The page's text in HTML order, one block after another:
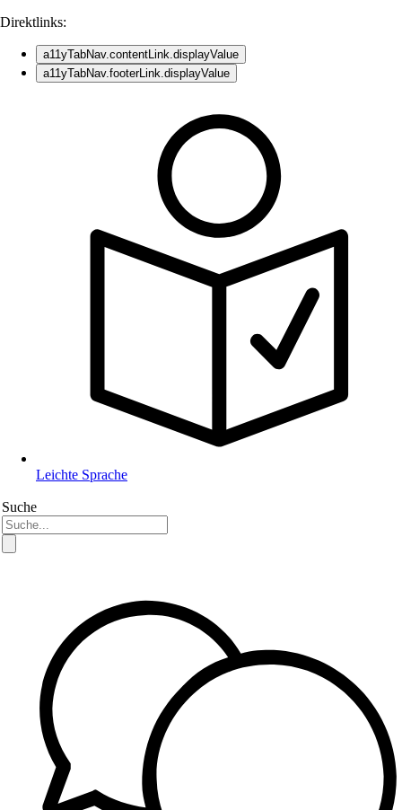
Direktlinks:
a11yTabNav.contentLink.displayValue
a11yTabNav.footerLink.displayValue
Leichte Sprache
Suche